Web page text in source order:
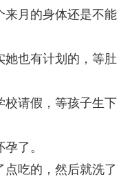
月的身体还是不能
也有计划的，等肚
请假，等孩子生下
了。
吃的，然后就洗了